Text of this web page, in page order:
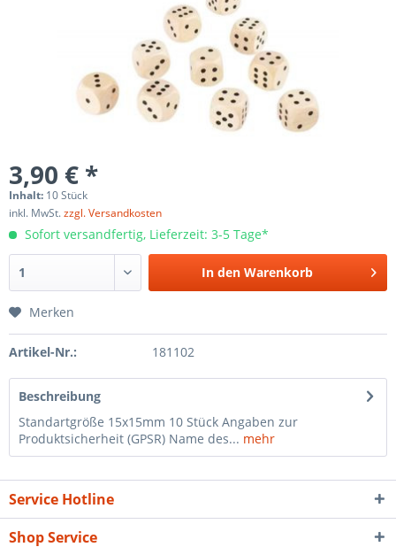
3,90 € *
Inhalt: 10 Stück
inkl. MwSt.zzgl. Versandkosten
Sofort versandfertig, Lieferzeit: 3-5 Tage*
In den Warenkorb
Merken
Artikel-Nr.: 181102
Beschreibung
Standartgröße 15x15mm 10 Stück Angaben zur
Produktsicherheit (GPSR) Name des... mehr
Service Hotline
Shop Service